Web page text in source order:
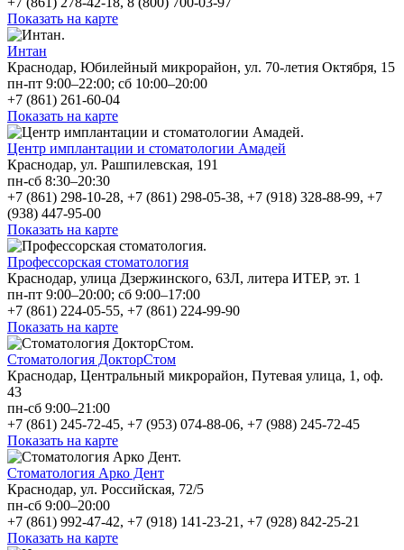
Показать на карте
Интан
Краснодар, Юбилейный микрорайон, ул. 70-летия Октября, 15
пн-пт 9:00–22:00; сб 10:00–20:00
+7 (861) 261-60-04
Показать на карте
Центр имплантации и стоматологии Амадей
Краснодар, ул. Рашпилевская, 191
пн-сб 8:30–20:30
+7 (861) 298-10-28, +7 (861) 298-05-38, +7 (918) 328-88-99, +7
(938) 447-95-00
Показать на карте
Профессорская стоматология
Краснодар, улица Дзержинского, 63Л, литера ИТЕР, эт. 1
пн-пт 9:00–20:00; сб 9:00–17:00
+7 (861) 224-05-55, +7 (861) 224-99-90
Показать на карте
Стоматология ДокторСтом
Краснодар, Центральный микрорайон, Путевая улица, 1, оф.
43
пн-сб 9:00–21:00
+7 (861) 245-72-45, +7 (953) 074-88-06, +7 (988) 245-72-45
Показать на карте
Стоматология Арко Дент
Краснодар, ул. Российская, 72/5
пн-сб 9:00–20:00
+7 (861) 992-47-42, +7 (918) 141-23-21, +7 (928) 842-25-21
Показать на карте